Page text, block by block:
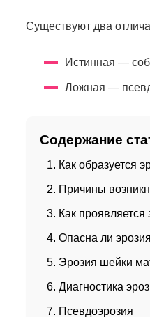
Существуют два
Истинная —
Ложная —
Содержание
Как образуется
Причины
Как
Опасна ли
Эрозия шейки
Диагностика
Псевдоэрозия